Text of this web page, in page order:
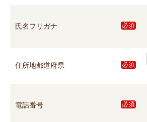
氏名フリガナ 必須
住所地都道府県
必須
電話番号 必須